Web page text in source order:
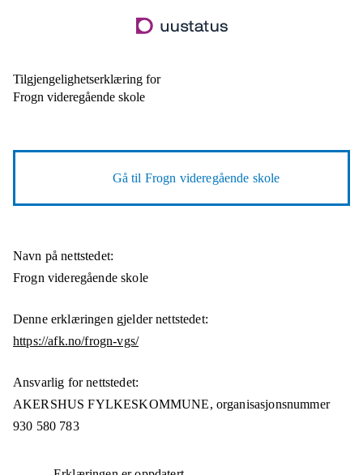
til
Tilgjengelighetserklæring for
Frogn videregående skole
Gå til Frogn videregående skole
Navn på nettstedet:
Frogn videregående skole
Denne erklæringen gjelder nettstedet:
https://afk.no/frogn-vgs/
Ansvarlig for nettstedet:
AKERSHUS FYLKESKOMMUNE, organisasjonsnummer
930 580 783